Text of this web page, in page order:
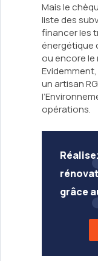
Mais le
liste des
financer les
énergétique
ou encore
un artisan
opérations.
grâce